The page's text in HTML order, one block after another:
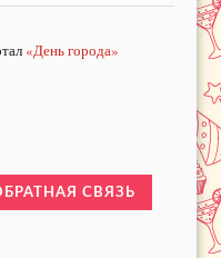
«День города»
СВЯЗЬ